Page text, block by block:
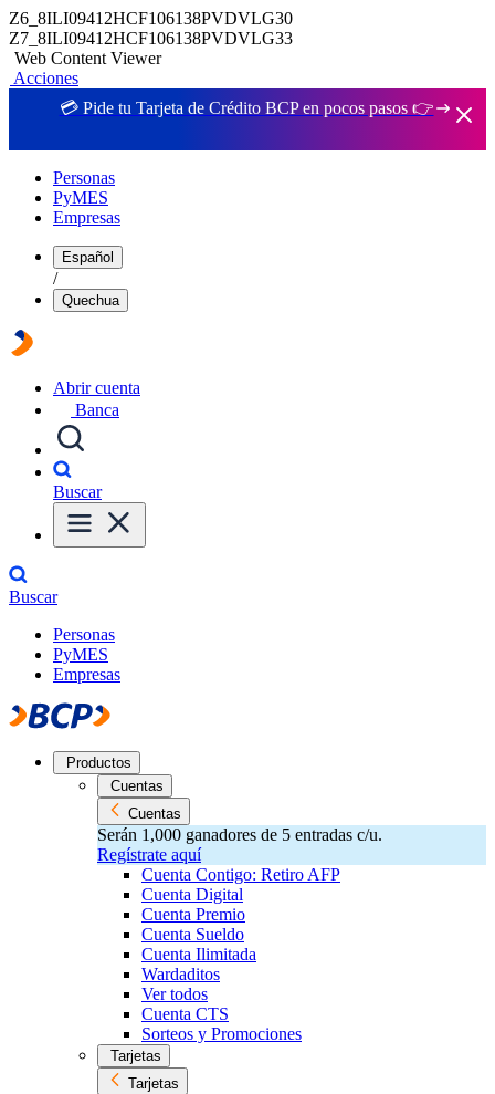
Z6_8ILI09412HCF106138PVDVLG30
Z7_8ILI09412HCF106138PVDVLG33
Web Content Viewer
Acciones
💳 Pide tu Tarjeta de Crédito BCP en pocos pasos 👉
Personas
PyMES
Empresas
Español
/
Quechua
Abrir cuenta
Banca
Buscar
Buscar
Personas
PyMES
Empresas
Productos
Cuentas
Cuentas
Serán 1,000 ganadores de 5 entradas c/u.
Regístrate aquí
Cuenta Contigo: Retiro AFP
Cuenta Digital
Cuenta Premio
Cuenta Sueldo
Cuenta Ilimitada
Wardaditos
Ver todos
Cuenta CTS
Sorteos y Promociones
Tarjetas
Tarjetas